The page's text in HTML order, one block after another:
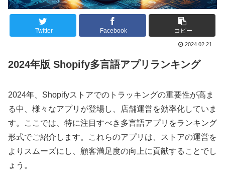
Twitter Facebook コピー
2024.02.21
2024年版 Shopify多言語アプリランキング
2024年、Shopifyストアでのトラッキングの重要性が高ま
る中、様々なアプリが登場し、店舗運営を効率化していま
す。ここでは、特に注目すべき多言語アプリをランキング
形式でご紹介します。これらのアプリは、ストアの運営を
よりスムーズにし、顧客満足度の向上に貢献することでし
ょう。